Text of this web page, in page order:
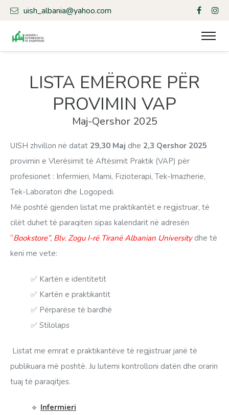
uish_albania@yahoo.com
LISTA EMËRORE PËR
PROVIMIN VAP
Maj-Qershor 2025
UISH zhvillon në datat 29,30 Maj dhe 2,3 Qershor 2025
provimin e Vlerësimit të Aftësimit Praktik (VAP) për
profesionet : Infermieri, Mami, Fizioterapi, Tek-Imazherie,
Tek-Laboratori dhe Logopedi.
Më poshtë gjenden listat me praktikantët e regjistruar, të
cilët duhet të paraqiten sipas kalendarit në adresën
“Bookstore”, Blv. Zogu I-rë Tiranë Albanian University dhe të
keni me vete:
✅ Kartën e identitetit
✅ Kartën e praktikantit
✅ Përparëse të bardhë
✅ Stilolaps
Listat me emrat e praktikantëve të regjistruar janë të
publikuara më poshtë. Ju lutemi kontrolloni datën dhe orarin
tuaj të paraqitjes.
🔹 Infermieri